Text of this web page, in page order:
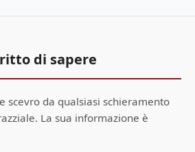
di sapere
scevro da qualsiasi schieramento
La sua informazione è